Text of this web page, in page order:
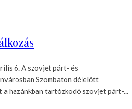
6. A szovjet párt- és
Szombaton délelőtt
hazánkban tartózkodó szovjet párt-...